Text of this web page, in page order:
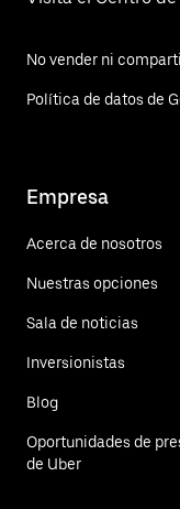
No vender ni
Política de datos de
Empresa
Acerca de nosotros
Nuestras opciones
Sala de noticias
Inversionistas
Blog
Oportunidades de
de Uber